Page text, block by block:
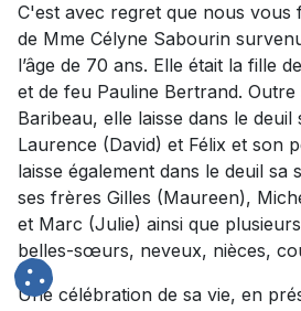
C'est avec regret que nous vous
de Mme Célyne Sabourin
l’âge de 70 ans. Elle était la fille
et de feu Pauline Bertrand.
Baribeau, elle laisse dans le deuil
Laurence (David) et Félix et son
laisse également dans le deuil
ses frères Gilles (Maureen),
et Marc (Julie) ainsi que
belles-sœurs, neveux, nièces,
Une célébration de sa vie, en